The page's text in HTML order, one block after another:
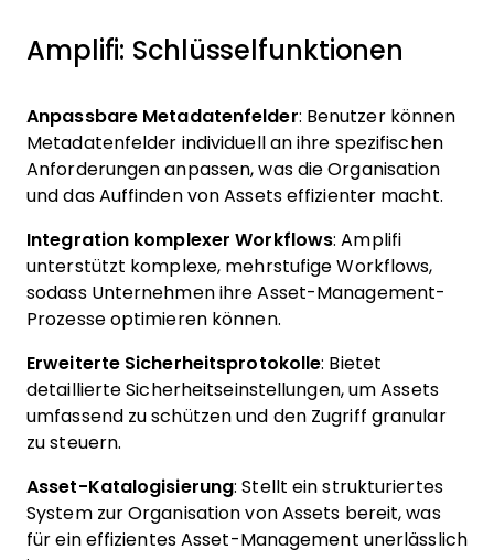
Amplifi: Schlüsselfunktionen
Anpassbare Metadatenfelder: Benutzer können
Metadatenfelder individuell an ihre spezifischen
Anforderungen anpassen, was die Organisation
und das Auffinden von Assets effizienter macht.
Integration komplexer Workflows: Amplifi
unterstützt komplexe, mehrstufige Workflows,
sodass Unternehmen ihre Asset-Management-
Prozesse optimieren können.
Erweiterte Sicherheitsprotokolle: Bietet
detaillierte Sicherheitseinstellungen, um Assets
umfassend zu schützen und den Zugriff granular
zu steuern.
Asset-Katalogisierung: Stellt ein strukturiertes
System zur Organisation von Assets bereit, was
für ein effizientes Asset-Management unerlässlich